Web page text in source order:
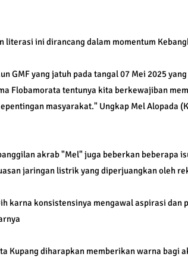
literasi ini dirancang dalam momentum
GMF yang jatuh pada tangal 07 Mei 2025
Flobamorata tentunya kita berkewajiban
masyarakat." Ungkap Mel Alopada
akrab "Mel" juga beberkan beberapa
jaringan listrik yang diperjuangkan oleh
karna konsistensinya mengawal aspirasi
Kupang diharapkan memberikan warna bagi